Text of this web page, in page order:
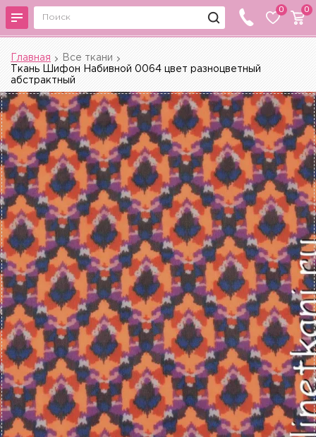
0 0
Главная
Все ткани
Ткань Шифон Набивной 0064 цвет разноцветный
абстрактный